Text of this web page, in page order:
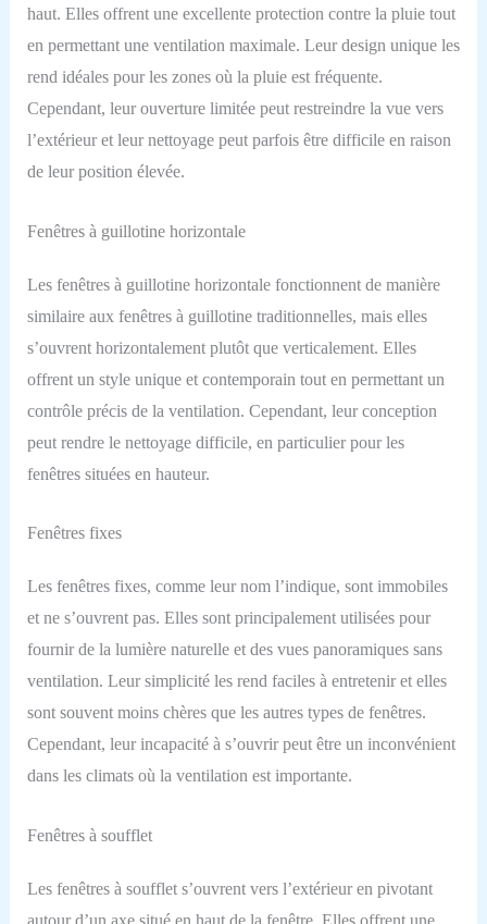
haut. Elles offrent une excellente protection contre la pluie tout
en permettant une ventilation maximale. Leur design unique les
rend idéales pour les zones où la pluie est fréquente.
Cependant, leur ouverture limitée peut restreindre la vue vers
l’extérieur et leur nettoyage peut parfois être difficile en raison
de leur position élevée.
Fenêtres à guillotine horizontale
Les fenêtres à guillotine horizontale fonctionnent de manière
similaire aux fenêtres à guillotine traditionnelles, mais elles
s’ouvrent horizontalement plutôt que verticalement. Elles
offrent un style unique et contemporain tout en permettant un
contrôle précis de la ventilation. Cependant, leur conception
peut rendre le nettoyage difficile, en particulier pour les
fenêtres situées en hauteur.
Fenêtres fixes
Les fenêtres fixes, comme leur nom l’indique, sont immobiles
et ne s’ouvrent pas. Elles sont principalement utilisées pour
fournir de la lumière naturelle et des vues panoramiques sans
ventilation. Leur simplicité les rend faciles à entretenir et elles
sont souvent moins chères que les autres types de fenêtres.
Cependant, leur incapacité à s’ouvrir peut être un inconvénient
dans les climats où la ventilation est importante.
Fenêtres à soufflet
Les fenêtres à soufflet s’ouvrent vers l’extérieur en pivotant
autour d’un axe situé en haut de la fenêtre. Elles offrent une